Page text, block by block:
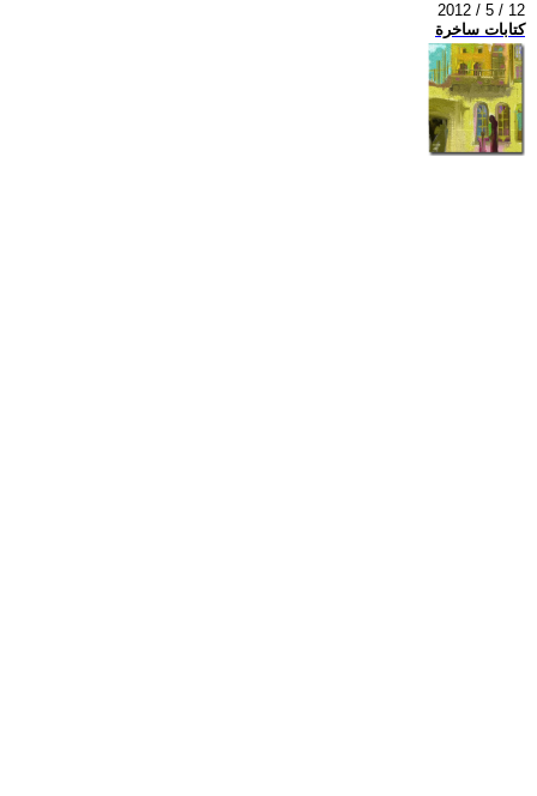
2012 / 5 / 12
كتابات ساخرة